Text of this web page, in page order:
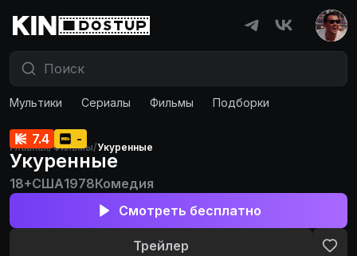
Мультики Сериалы Фильмы Подборки
Главная/Фильмы/Укуренные
7.4 -
Укуренные
18+США1978Комедия
Смотреть бесплатно
Трейлер